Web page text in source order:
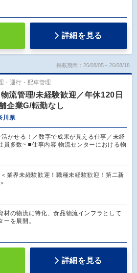
詳細を見る
掲載期間：26/08/05～26/08/18
・運行・配車管理
流管理/未経験歓迎／年休120日
企業G/転勤なし
川県
かせる！／数字で成果が見える仕事／未経
員多数~ ■仕事内容 物流センターにおける物
業界未経験歓迎！職種未経験歓迎！第二新
材の物流に特化、食品物流インフラとして
ーを展開。
詳細を見る